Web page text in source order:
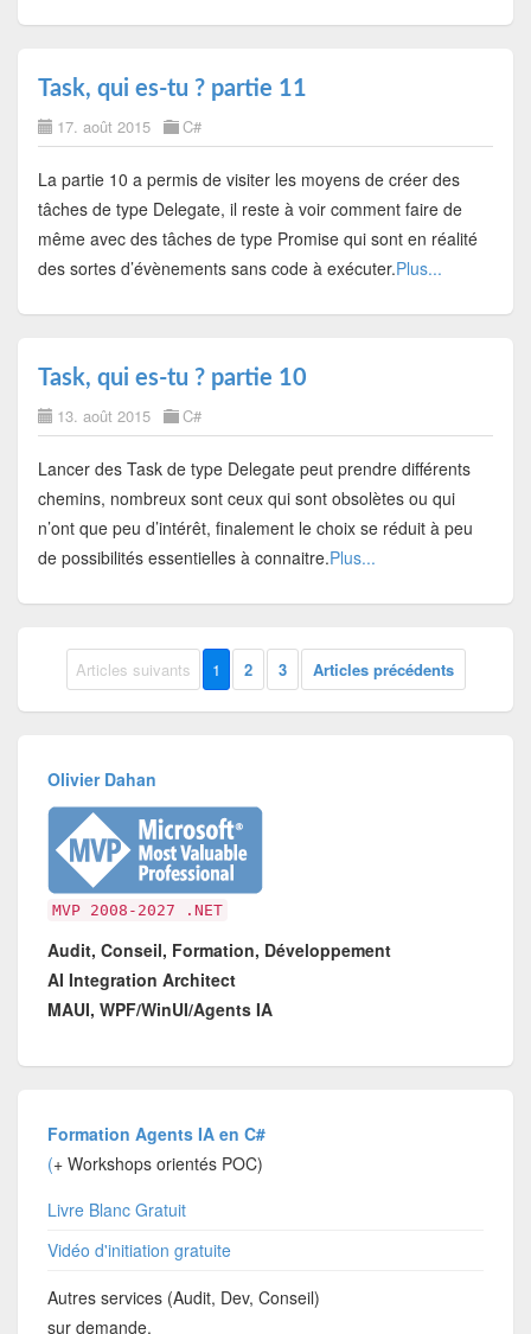
Task, qui es-tu ? partie 11
17. août 2015 C#
La partie 10 a permis de visiter les moyens de créer des
tâches de type Delegate, il reste à voir comment faire de
même avec des tâches de type Promise qui sont en réalité
des sortes d’évènements sans code à exécuter.Plus...
Task, qui es-tu ? partie 10
13. août 2015 C#
Lancer des Task de type Delegate peut prendre différents
chemins, nombreux sont ceux qui sont obsolètes ou qui
n’ont que peu d’intérêt, finalement le choix se réduit à peu
de possibilités essentielles à connaitre.Plus...
Articles suivants 1 2 3 Articles précédents
Olivier Dahan
MVP 2008-2027 .NET
Audit, Conseil, Formation, Développement
AI Integration Architect
MAUI, WPF/WinUI/Agents IA
Formation Agents IA en C#
(+ Workshops orientés POC)
Livre Blanc Gratuit
Vidéo d'initiation gratuite
Autres services (Audit, Dev, Conseil)
sur demande.